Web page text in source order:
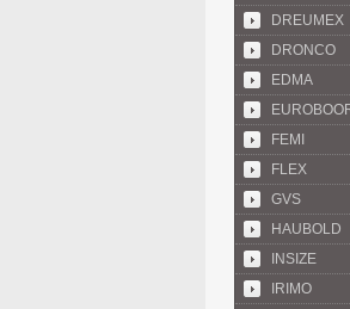
DREUMEX
DRONCO
EDMA
FEMI
FLEX
GVS
HAUBOLD
INSIZE
IRIMO